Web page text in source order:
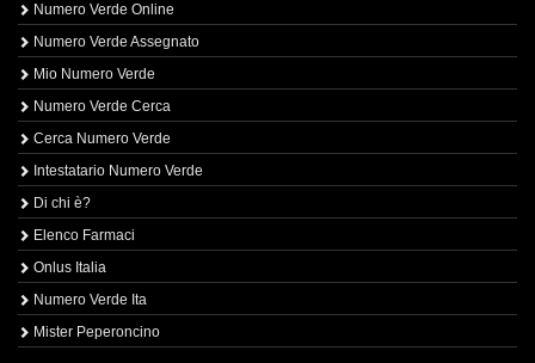
Numero Verde Online
Numero Verde Assegnato
Mio Numero Verde
Numero Verde Cerca
Cerca Numero Verde
Intestatario Numero Verde
Di chi è?
Elenco Farmaci
Onlus Italia
Numero Verde Ita
Mister Peperoncino